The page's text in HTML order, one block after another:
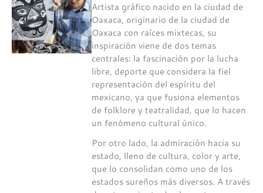
Artista gráfico nacido en la ciudad de
Oaxaca, originario de la ciudad de
Oaxaca con raíces mixtecas, su
inspiración viene de dos temas
centrales: la fascinación por la lucha
libre, deporte que considera la fiel
representación del espíritu del
mexicano, ya que fusiona elementos
de folklore y teatralidad, que lo hacen
un fenómeno cultural único.
Por otro lado, la admiración hacia su
estado, lleno de cultura, color y arte,
que lo consolidan como uno de los
estados sureños más diversos. A través